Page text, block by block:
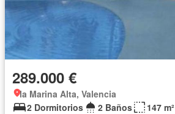
289.000 €
la Marina Alta, Valencia
2 Dormitorios
2 Baños
147 m²